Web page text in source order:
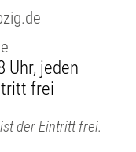
Uhr, jeden
frei
der Eintritt frei.